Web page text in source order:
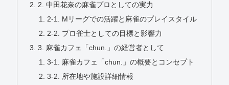
2. 中田花奈の麻雀プロとしての実力
2-1. Mリーグでの活躍と麻雀のプレイスタイル
2-2. プロ雀士としての目標と影響力
3. 麻雀カフェ「chun.」の経営者として
3-1. 麻雀カフェ「chun.」の概要とコンセプト
3-2. 所在地や施設詳細情報